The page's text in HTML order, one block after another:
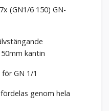
(GN1/6 150) GN-
kantin
GN 1/1
genom hela